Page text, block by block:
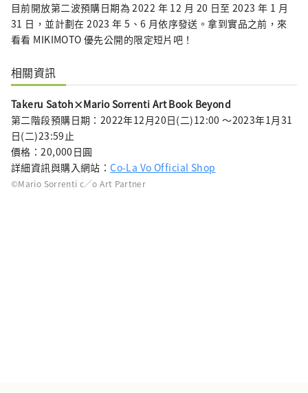
目前開放第二波預購日期為 2022 年 12 月 20 日至 2023 年 1 月
31 日，並計劃在 2023 年 5、6 月依序發送。拿到實品之前，來
看看 MIKIMOTO 優先公開的限定短片吧！
相關資訊
Takeru Satoh×Mario Sorrenti Art Book Beyond
第二階段預購日期：2022年12月20日(二)12:00 ～2023年1月31
日(二)23:59止
價格：20,000日圓
詳細資訊與購入網站：Co-La Vo Official Shop
©Mario Sorrenti c／o Art Partner